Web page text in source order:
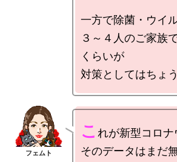
一方で除菌・ウイ
３～４人のご家族
くらいが
こ れが新型コロ
そのデータはまだ